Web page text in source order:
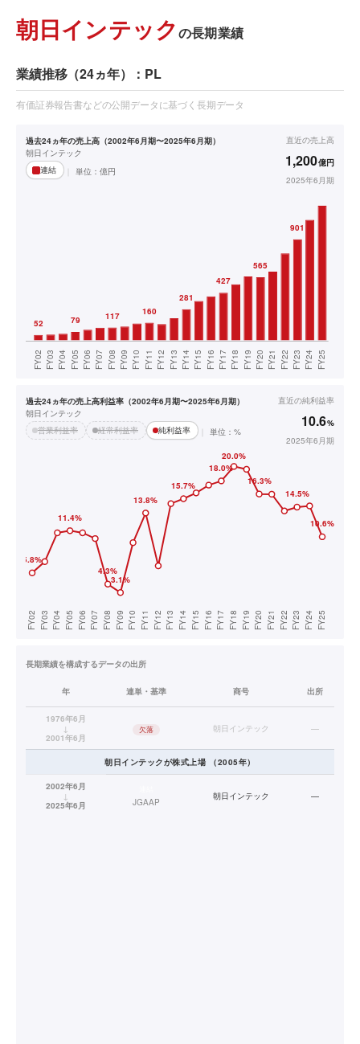
朝日インテックの長期業績
業績推移（24ヵ年）：PL
有価証券報告書などの公開データに基づく長期データ
過去24ヵ年の売上高（2002年6月期〜2025年6月期）
朝日インテック
連結
単位： 億円
直近の売上高
1,200億円
2025年6月期
過去24ヵ年の売上高利益率（2002年6月期〜2025年6月期）
朝日インテック
営業利益率
経常利益率 純利益率 単位：%
直近の純利益率
10.6%
2025年6月期
長期業績を構成するデータの出所
年 連単・基準 商号 出所
1976年6月
↓
2001年6月
欠落 朝日インテック —
朝日インテックが株式上場 （2005年）
2002年6月
↓
2025年6月
JGAAP
朝日インテック —